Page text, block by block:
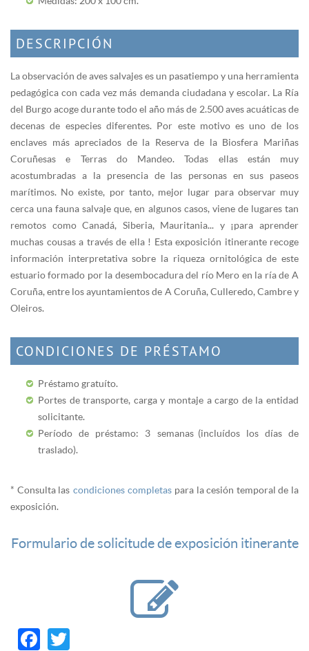
DESCRIPCIÓN
La observación de aves salvajes es un pasatiempo y una herramienta
pedagógica con cada vez más demanda ciudadana y escolar. La Ría
del Burgo acoge durante todo el año más de 2.500 aves acuáticas de
decenas de especies diferentes. Por este motivo es uno de los
enclaves más apreciados de la Reserva de la Biosfera Mariñas
Coruñesas e Terras do Mandeo. Todas ellas están muy
acostumbradas a la presencia de las personas en sus paseos
marítimos. No existe, por tanto, mejor lugar para observar muy
cerca una fauna salvaje que, en algunos casos, viene de lugares tan
remotos como Canadá, Siberia, Mauritania... y ¡para aprender
muchas cousas a través de ella ! Esta exposición itinerante recoge
información interpretativa sobre la riqueza ornitológica de este
estuario formado por la desembocadura del río Mero en la ría de A
Coruña, entre los ayuntamientos de A Coruña, Culleredo, Cambre y
Oleiros.
CONDICIONES DE PRÉSTAMO
Préstamo gratuíto.
Portes de transporte, carga y montaje a cargo de la entidad
solicitante.
Período de préstamo: 3 semanas (incluídos los días de
traslado).
* Consulta lascondiciones completaspara la cesión temporal de la
exposición.
Formulario de solicitude de exposición itinerante
Facebook